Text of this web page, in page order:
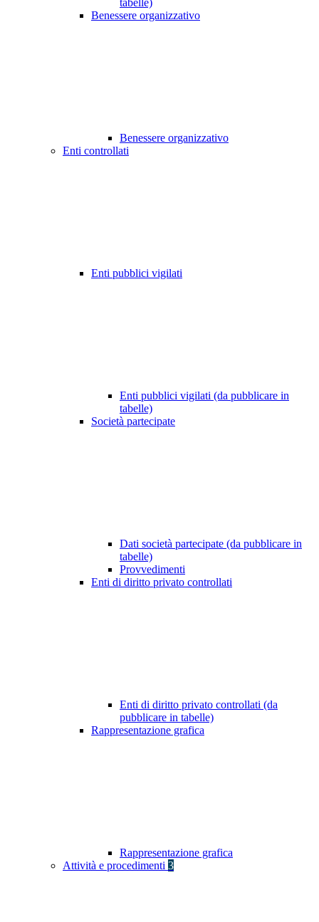
tabelle)
Benessere organizzativo
Benessere organizzativo
Enti controllati
Enti pubblici vigilati
Enti pubblici vigilati (da pubblicare in
tabelle)
Società partecipate
Dati società partecipate (da pubblicare in
tabelle)
Provvedimenti
Enti di diritto privato controllati
Enti di diritto privato controllati (da
pubblicare in tabelle)
Rappresentazione grafica
Rappresentazione grafica
Attività e procedimenti 3